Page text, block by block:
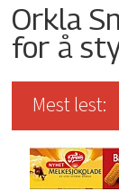
Orkla
for å
Mest lest: